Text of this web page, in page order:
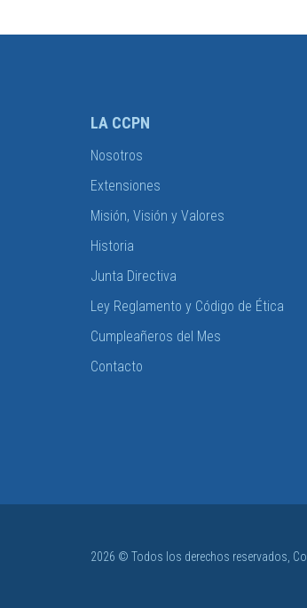
LA CCPN
Nosotros
Extensiones
Misión, Visión y Valores
Historia
Junta Directiva
Ley Reglamento y Código de Ética
Cumpleañeros del Mes
Contacto
2026 © Todos los derechos reservados,